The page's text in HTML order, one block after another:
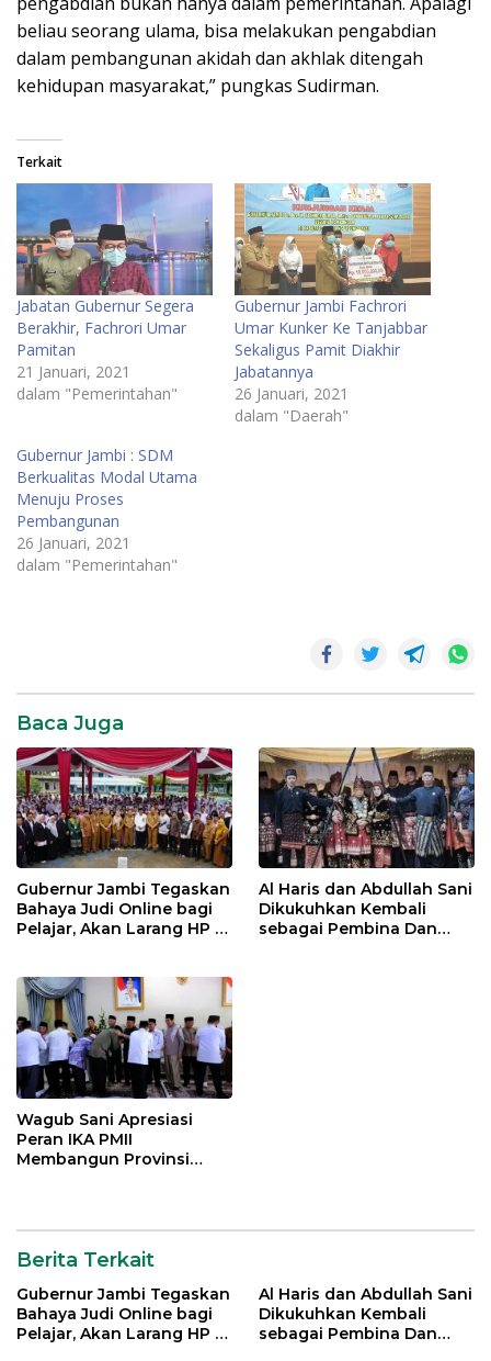
beliau seorang ulama, bisa melakukan pengabdian
dalam pembangunan akidah dan akhlak ditengah
kehidupan masyarakat,” pungkas Sudirman.
Terkait
Jabatan Gubernur Segera
Berakhir, Fachrori Umar
Pamitan
21 Januari, 2021
dalam "Pemerintahan"
Gubernur Jambi Fachrori
Umar Kunker Ke Tanjabbar
Sekaligus Pamit Diakhir
Jabatannya
26 Januari, 2021
dalam "Daerah"
Gubernur Jambi : SDM
Berkualitas Modal Utama
Menuju Proses
Pembangunan
26 Januari, 2021
dalam "Pemerintahan"
Jambi
Baca Juga
Gubernur Jambi Tegaskan
Bahaya Judi Online bagi
Pelajar, Akan Larang HP di
Al Haris dan Abdullah Sani
Dikukuhkan Kembali
sebagai Pembina Dan
Wagub Sani Apresiasi
Peran IKA PMII
Membangun Provinsi
Berita Terkait
Gubernur Jambi Tegaskan
Bahaya Judi Online bagi
Pelajar, Akan Larang HP di
Al Haris dan Abdullah Sani
Dikukuhkan Kembali
sebagai Pembina Dan